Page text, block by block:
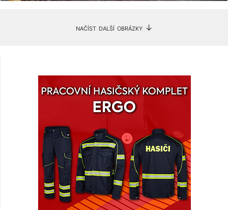
načíst další obrázky ↓